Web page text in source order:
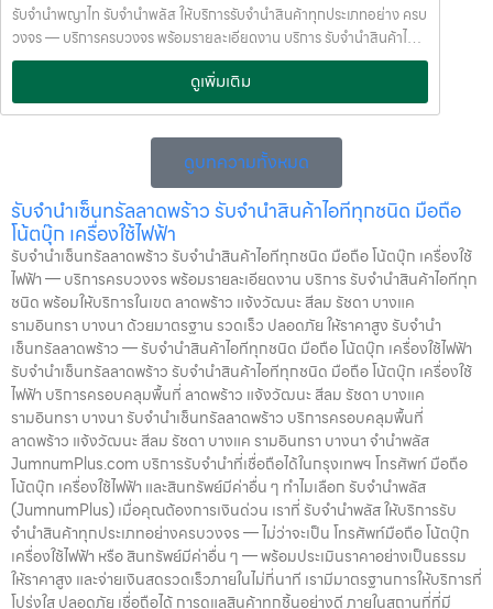
พื้นที่บริการของ รับจำนำพลัส เพื่อให้ครอบคลุมกลุ่มลูกค้าในหลายเขต
กรุงเทพฯ เรามีจุดบริการในหลายพื้นที่สำคัญดังนี้: เขต ลาดพร้าว เขต
แจ้งวัฒนะ เขต สีลม เขต รัชดา เขต บางแค เขต รามอินทรา เขต บางนา ไม่ว่า
คุณอยู่ในซอย ลาดพร้าวโชคชัย4 ลาดปลาเค้า รัชดาซอย หรือใกล้แยกสีลม
ช่องนนทรี บางนา เมกาบางนา บางแค เดอะมอลล์บางแค รามอินทรา กม.8
หรือใกล้โชว์รูมแจ้งวัฒนะ — เราพร้อมให้บริการถึงที่ บริการรับจำนำสินค้าที่
ให้บริการ ที่ รับจำนำพลัส เรามีบริการครอบคลุมหลากหลายประเภทสินค้าที่
ลูกค้าต้องการจำนำ ดังนี้: รับจำนำ โทรศัพท์มือถือ / สมาร์ตโฟน (iPhone,
Samsung, Huawei, Oppo ฯลฯ) รับจำนำ โน้ตบุ๊ก / คอมพิวเตอร์ /
แล็ปท็อป รับจำนำ แท็บเล็ต / iPad รับจำนำ เครื่องใช้ไฟฟ้าเล็ก / เครื่องใช้
ไฟฟ้าภายในบ้าน รับจำนำ กล้องถ่ายรูป / กล้องดิจิตอล / อุปกรณ์ถ่ายภาพ
รับจำนำ ของสะสม / ของมีค่าอื่น ๆ บริการแต่ละประเภท ประเมินราคาตาม
สภาพสินค้า รุ่น ยี่ห้อ อายุการใช้งาน เราให้ราคาสูง พร้อมจ่ายเงินสดทันใจ
ความปลอดภัย และการดูแล ระบบกล้องวงจรปิด CCTV ทุกมุม ห้องนิรภัย
/ ตู้นิรภัย พนักงานผ่านการฝึกอบรม ประกันความเสียหาย / ความสูญหาย
บันทึกข้อมูลลูกค้าเป็นความลับ คำแนะนำสำหรับผู้ใช้บริการ เก็บสลิป /
เอกสารสัญญาอย่างดี อย่าเสียบแบตเตอรี่นานนับเดือน ไถ่ถอนก่อนหมด
กำหนด ติดต่อเราได้ทันทีหากมีปัญหา ลิงก์ที่เกี่ยวข้อง รับจำนำราชเทวี รับ
จำนำราชเทวี
รับจำนำพญาไท รับจำนำพลัส ให้บริการรับจำนำสินค้าทุกประเภทอย่าง ครบ
วงจร — บริการครบวงจร พร้อมรายละเอียดงาน บริการ รับจำนำสินค้าไอที
ทุกชนิด พร้อมให้บริการในเขต ลาดพร้าว แจ้งวัฒนะ สีลม รัชดา บางแค
รามอินทรา บางนา ด้วยมาตรฐาน รวดเร็ว ปลอดภัย ให้ราคาสูง รับจำนำ
พญาไท — รับจำนำพลัส ให้บริการรับจำนำสินค้าทุกประเภทอย่าง ครบ
อย่าง ครบวงจร รับจำนำพลัส เงินด่วนทันใจ ของมีค่าปลอดภัย ให้ราคาสูง
พร้อมบริการถึงที่ รับจำนำพญาไท รับจำนำพลัส เงินด่วนทันใจ ของมีค่า
ปลอดภัย ให้ราคาสูง พร้อมบริการถึงที่ จำนำพลัส JumnumPlus.com
บริการรับจำนำที่เชื่อถือได้ในกรุงเทพฯ โทรศัพท์ มือถือ โน้ตบุ๊ก เครื่องใช้
ไฟฟ้า และสินทรัพย์มีค่าอื่น ๆ ทำไมเลือก รับจำนำพลัส (JumnumPlus)
เมื่อคุณต้องการเงินด่วน เราที่ รับจำนำพลัส ให้บริการรับจำนำสินค้าทุก
ประเภทอย่างครบวงจร — ไม่ว่าจะเป็น โทรศัพท์มือถือ โน้ตบุ๊ก เครื่องใช้
ไฟฟ้า หรือ สินทรัพย์มีค่าอื่น ๆ — พร้อมประเมินราคาอย่างเป็นธรรม ให้
ราคาสูง และจ่ายเงินสดรวดเร็วภายในไม่กี่นาที เรามีมาตรฐานการให้บริการ
ที่ โปร่งใส ปลอดภัย เชื่อถือได้ การดูแลสินค้าทุกชิ้นอย่างดี ภายในสถานที่ที่
มีระบบรักษาความปลอดภัยครบครัน ทีมงานเชี่ยวชาญ พร้อมให้คำปรึกษา
อย่างมืออาชีพ คุณได้รับเงินจริงทันที ไม่ต้องรอนาน การบริการของเรา
ออกแบบมาเพื่อตอบโจทย์ลูกค้าที่ต้องการเงินด่วนโดยไม่ต้องขายสินทรัพย์
เราเข้าใจความรู้สึกของลูกค้า เรารักษาความลับ และพยายามให้บริการด้วย
ความอ่อนโยน สุจริต และไว้วางใจได้ พื้นที่บริการของ รับจำนำพลัส เพื่อให้
ครอบคลุมกลุ่มลูกค้าในหลายเขตกรุงเทพฯ เรามีจุดบริการในหลายพื้นที่
สำคัญดังนี้: เขต ลาดพร้าว เขต แจ้งวัฒนะ เขต สีลม เขต รัชดา เขต บางแค
เขต รามอินทรา เขต บางนา ไม่ว่าคุณอยู่ในซอย ลาดพร้าวโชคชัย4 ลาด
ปลาเค้า รัชดาซอย หรือใกล้แยกสีลม ช่องนนทรี บางนา เมกาบางนา บางแค
เดอะมอลล์บางแค รามอินทรา กม.8 หรือใกล้โชว์รูมแจ้งวัฒนะ — เราพร้อม
ดูเพิ่มเติม
ดูบทความทั้งหมด
รับจำนำเซ็นทรัลลาดพร้าว รับจำนำสินค้าไอทีทุกชนิด มือถือ
โน้ตบุ๊ก เครื่องใช้ไฟฟ้า
รับจำนำเซ็นทรัลลาดพร้าว รับจำนำสินค้าไอทีทุกชนิด มือถือ โน้ตบุ๊ก เครื่องใช้
ไฟฟ้า — บริการครบวงจร พร้อมรายละเอียดงาน บริการ รับจำนำสินค้าไอทีทุก
ชนิด พร้อมให้บริการในเขต ลาดพร้าว แจ้งวัฒนะ สีลม รัชดา บางแค
รามอินทรา บางนา ด้วยมาตรฐาน รวดเร็ว ปลอดภัย ให้ราคาสูง รับจำนำ
เซ็นทรัลลาดพร้าว — รับจำนำสินค้าไอทีทุกชนิด มือถือ โน้ตบุ๊ก เครื่องใช้ไฟฟ้า
รับจำนำเซ็นทรัลลาดพร้าว รับจำนำสินค้าไอทีทุกชนิด มือถือ โน้ตบุ๊ก เครื่องใช้
ไฟฟ้า บริการครอบคลุมพื้นที่ ลาดพร้าว แจ้งวัฒนะ สีลม รัชดา บางแค
รามอินทรา บางนา รับจำนำเซ็นทรัลลาดพร้าว บริการครอบคลุมพื้นที่
ลาดพร้าว แจ้งวัฒนะ สีลม รัชดา บางแค รามอินทรา บางนา จำนำพลัส
JumnumPlus.com บริการรับจำนำที่เชื่อถือได้ในกรุงเทพฯ โทรศัพท์ มือถือ
โน้ตบุ๊ก เครื่องใช้ไฟฟ้า และสินทรัพย์มีค่าอื่น ๆ ทำไมเลือก รับจำนำพลัส
(JumnumPlus) เมื่อคุณต้องการเงินด่วน เราที่ รับจำนำพลัส ให้บริการรับ
จำนำสินค้าทุกประเภทอย่างครบวงจร — ไม่ว่าจะเป็น โทรศัพท์มือถือ โน้ตบุ๊ก
เครื่องใช้ไฟฟ้า หรือ สินทรัพย์มีค่าอื่น ๆ — พร้อมประเมินราคาอย่างเป็นธรรม
ให้ราคาสูง และจ่ายเงินสดรวดเร็วภายในไม่กี่นาที เรามีมาตรฐานการให้บริการที่
โปร่งใส ปลอดภัย เชื่อถือได้ การดูแลสินค้าทุกชิ้นอย่างดี ภายในสถานที่ที่มี